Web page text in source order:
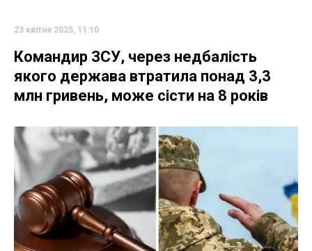
23 квітня 2025, 11:10
Командир ЗСУ, через недбалість
якого держава втратила понад 3,3
млн гривень, може сісти на 8 років